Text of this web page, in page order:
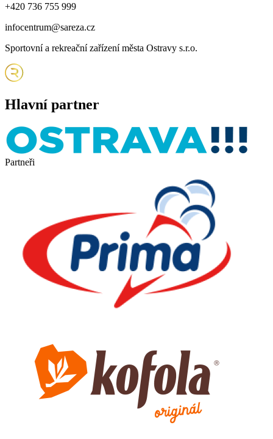
+420 736 755 999
infocentrum@sareza.cz
Sportovní a rekreační zařízení města Ostravy s.r.o.
Hlavní partner
Partneři